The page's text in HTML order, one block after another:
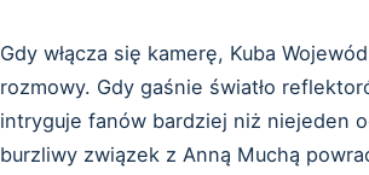
Gdy włącza się kamerę, Kuba
rozmowy. Gdy gaśnie światło
intryguje fanów bardziej niż niejeden
burzliwy związek z Anną Muchą